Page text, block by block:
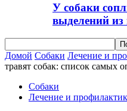
У собаки
выделений из
Домой Собаки Лечение и
травят собак: список самых
Собаки
Лечение и